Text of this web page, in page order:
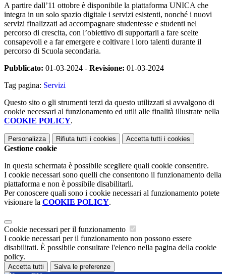
A partire dall’11 ottobre è disponibile la piattaforma UNICA che
integra in un solo spazio digitale i servizi esistenti, nonché i nuovi
servizi finalizzati ad accompagnare studentesse e studenti nel
percorso di crescita, con l’obiettivo di supportarli a fare scelte
consapevoli e a far emergere e coltivare i loro talenti durante il
percorso di Scuola secondaria.
Pubblicato: 01-03-2024 - Revisione: 01-03-2024
Tag pagina: Servizi
Questo sito o gli strumenti terzi da questo utilizzati si avvalgono di
cookie necessari al funzionamento ed utili alle finalità illustrate nella
COOKIE POLICY.
Personalizza Rifiuta tutti i cookies Accetta tutti i cookies
Gestione cookie
In questa schermata è possibile scegliere quali cookie consentire.
I cookie necessari sono quelli che consentono il funzionamento della
piattaforma e non è possibile disabilitarli.
Per conoscere quali sono i cookie necessari al funzionamento potete
visionare la COOKIE POLICY.
Cookie necessari per il funzionamento
I cookie necessari per il funzionamento non possono essere
disabilitati. È possibile consultare l'elenco nella pagina della cookie
policy.
Accetta tutti Salva le preferenze